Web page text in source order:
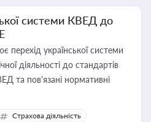
системи КВЕД до
перехід української системи
діяльності до стандартів
та пов'язані нормативні
Страхова діяльність